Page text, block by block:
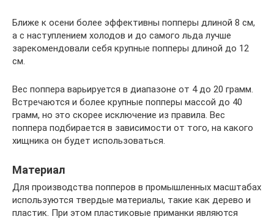
Ближе к осени более эффективны попперы длиной 8 см,
а с наступлением холодов и до самого льда лучше
зарекомендовали себя крупные попперы длиной до 12
см.
Вес поппера варьируется в диапазоне от 4 до 20 грамм.
Встречаются и более крупные попперы массой до 40
грамм, но это скорее исключение из правила. Вес
поппера подбирается в зависимости от того, на какого
хищника он будет использоваться.
Материал
Для производства попперов в промышленных масштабах
используются твердые материалы, такие как дерево и
пластик. При этом пластиковые приманки являются